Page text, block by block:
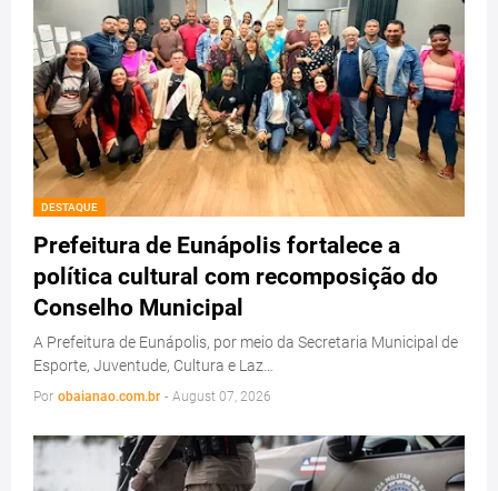
DESTAQUE
Prefeitura de Eunápolis fortalece a
política cultural com recomposição do
Conselho Municipal
A Prefeitura de Eunápolis, por meio da Secretaria Municipal de
Esporte, Juventude, Cultura e Laz…
Por obaianao.com.br - August 07, 2026